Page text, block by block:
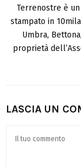
Terrenostre è
stampato in
Umbra,
proprietà
LASCIA UN